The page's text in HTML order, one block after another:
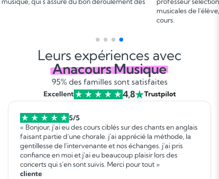
de l'élève, afin de convenir d'une date de premier
Leurs expériences avec
Anacours Musique
95% des familles sont satisfaites
Excellent 4,8 Trustpilot
5/5
« Bonjour, j'ai eu des cours ciblés sur des chants en anglais
faisant partie d'une chorale. j'ai apprécié la méthode, la
gentillesse de l'intervenante et nos échanges. j'ai pris
confiance en moi et j'ai eu beaucoup plaisir lors des
concerts qui s'en sont suivis. Merci pour tout »
cliente